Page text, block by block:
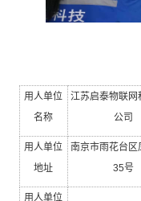
用人单位
名称
江苏启泰物联网
公司
用人单位
地址
南京市雨花台区
35号
用人单位